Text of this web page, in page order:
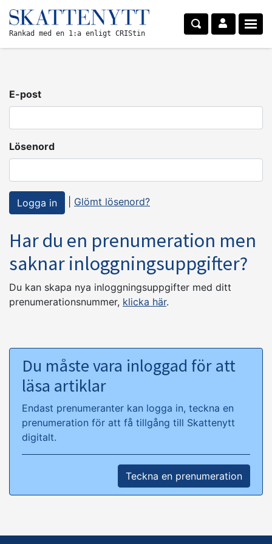
Rankad med en 1:a enligt CRIStin
E-post
Lösenord
Glömt lösenord?
Har du en prenumeration men
saknar inloggningsuppgifter?
Du kan skapa nya inloggningsuppgifter med ditt
prenumerationsnummer, klicka här.
Du måste vara inloggad för att
läsa artiklar
Endast prenumeranter kan logga in, teckna en
prenumeration för att få tillgång till Skattenytt
digitalt.
Teckna en prenumeration